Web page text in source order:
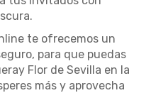
te ofrecemos un
para que puedas
Flor de Sevilla en la
más y aprovecha